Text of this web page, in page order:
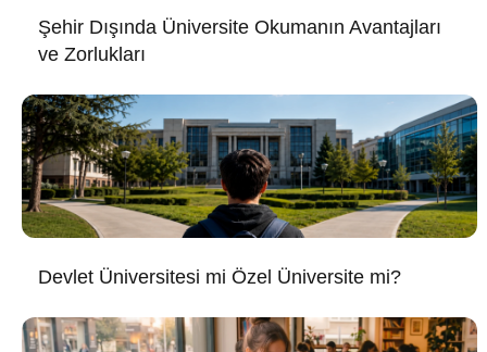
Şehir Dışında Üniversite Okumanın Avantajları
ve Zorlukları
Devlet Üniversitesi mi Özel Üniversite mi?